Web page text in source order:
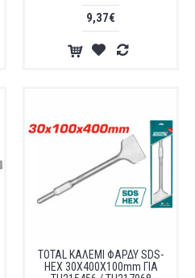
9,37€
TOTAL ΚΑΛΕΜΙ ΦΑΡΔΥ SDS-
HEX 30Χ400Χ100mm ΓΙΑ